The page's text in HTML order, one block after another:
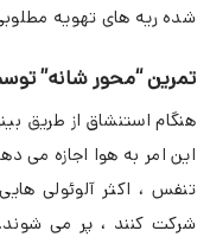
شده ریه های تهویه
تمرین “محور شانه”
هنگام استنشاق از طریق
این امر به هوا اجازه می
تنفس ، اکثر آلوئولی
شرکت کنند ، پر می